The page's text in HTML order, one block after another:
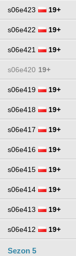
s06e423 19+
s06e422 19+
s06e421 19+
s06e420 19+
s06e419 19+
s06e418 19+
s06e417 19+
s06e416 19+
s06e415 19+
s06e414 19+
s06e413 19+
s06e412 19+
Sezon 5